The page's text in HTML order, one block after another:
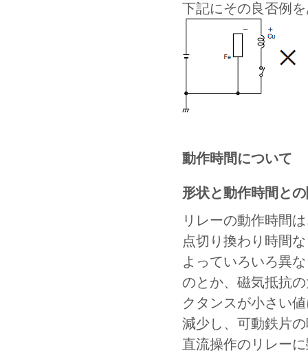
下記にその良否例
動作時間について
形状と動作時間と
リレーの動作時間
点切り換わり時間
よっていろいろ異
のとか、磁気抵抗
クタンスが小さい
減少し、可動鉄片
直流操作のリレー